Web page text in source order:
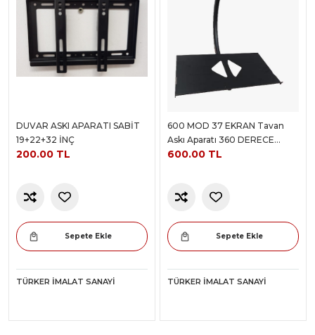
DUVAR ASKI APARATI SABİT
19+22+32 İNÇ
200.00 TL
Sepete Ekle
TÜRKER İMALAT SANAYI
600 MOD 37 EKRAN Tavan
Askı Aparatı 360 DERECE
DÖNER
600.00 TL
Sepete Ekle
TÜRKER İMALAT SANAYI